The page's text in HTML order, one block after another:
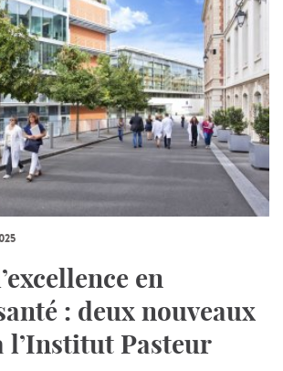
en
: deux nouveaux
l’Institut Pasteur